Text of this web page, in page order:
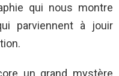
qui nous montre
parviennent à jouir
un grand mystère